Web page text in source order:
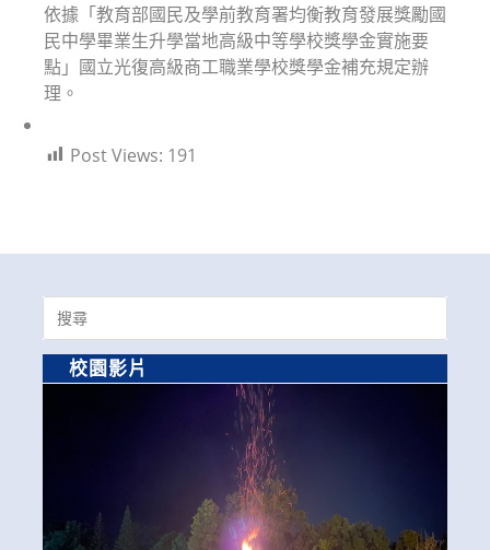
依據「教育部國民及學前教育署均衡教育發展獎勵國
民中學畢業生升學當地高級中等學校獎學金實施要
點」國立光復高級商工職業學校獎學金補充規定辦
理。
Post Views: 191
Search
for:
校園影片